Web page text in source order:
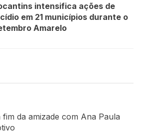
intensifica ações de
em 21 municípios durante o
Amarelo
da amizade com Ana Paula